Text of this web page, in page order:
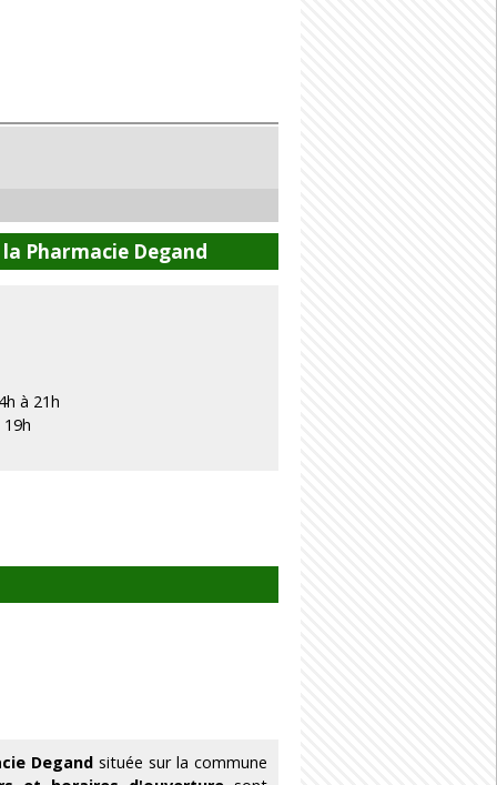
Pharmacie Degand
à 21h
Degandsituée sur la commune